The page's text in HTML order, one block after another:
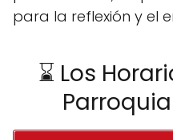
para la reflexión y el
⌛ Los